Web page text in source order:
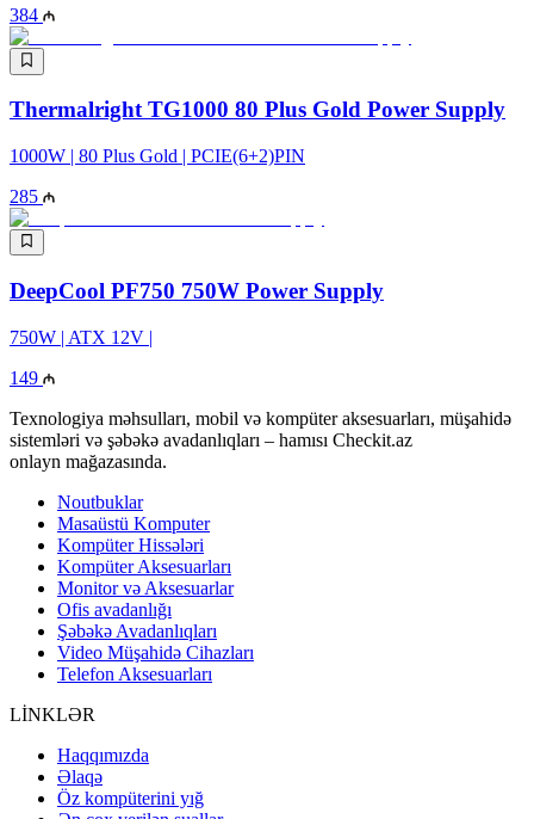
384
Thermalright TG1000 80 Plus Gold Power Supply
1000W | 80 Plus Gold | PCIE(6+2)PIN
285
DeepCool PF750 750W Power Supply
750W | ATX 12V |
149
Texnologiya məhsulları, mobil və kompüter aksesuarları, müşahidə
sistemləri və şəbəkə avadanlıqları – hamısı Checkit.az
onlayn mağazasında.
Noutbuklar
Masaüstü Komputer
Kompüter Hissələri
Kompüter Aksesuarları
Monitor və Aksesuarlar
Ofis avadanlığı
Şəbəkə Avadanlıqları
Video Müşahidə Cihazları
Telefon Aksesuarları
LİNKLƏR
Haqqımızda
Əlaqə
Öz kompüterini yığ